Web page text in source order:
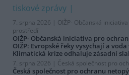
tiskové zprávy
7. srpna 2026 | OIŽP- Občanská
prostředí
OIŽP- Občanská iniciativa pro
OIŽP: Evropské řeky vysychají a
Klimatická krize odhaluje zásadní
7. srpna 2026 | Česká společnost pro
Česká společnost pro ochranu